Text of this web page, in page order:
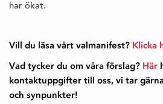
har ökat.
Vill du läsa vårt valmanifest? Klicka
Vad tycker du om våra förslag? Här
kontaktuppgifter till oss, vi tar
och synpunkter!